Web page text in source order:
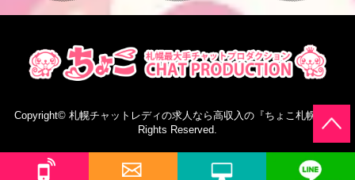
Copyright© 札幌チャットレディの求人なら高収入の『ちょこ札幌』
All
Rights Reserved.